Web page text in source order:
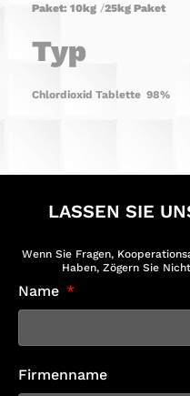
Paket: 10kg ‌ /‌25kg Paket
Typ
Chlordioxid Tablette ‌‌ 98%
LASSEN SIE
Wenn Sie Fragen,
Haben, Zögern Sie
Name
Firmenname